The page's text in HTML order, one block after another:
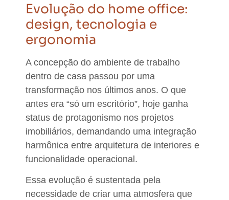
Evolução do home office:
design, tecnologia e
ergonomia
A concepção do ambiente de trabalho
dentro de casa passou por uma
transformação nos últimos anos. O que
antes era “só um escritório”, hoje ganha
status de protagonismo nos projetos
imobiliários, demandando uma integração
harmônica entre arquitetura de interiores e
funcionalidade operacional.
Essa evolução é sustentada pela
necessidade de criar uma atmosfera que